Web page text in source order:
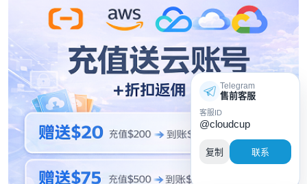
Telegram
售前客服
客服ID
@cloudcup
复制 联系